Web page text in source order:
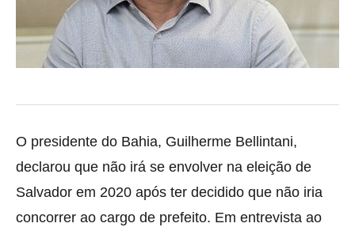
O presidente do Bahia, Guilherme Bellintani,
declarou que não irá se envolver na eleição de
Salvador em 2020 após ter decidido que não iria
concorrer ao cargo de prefeito. Em entrevista ao